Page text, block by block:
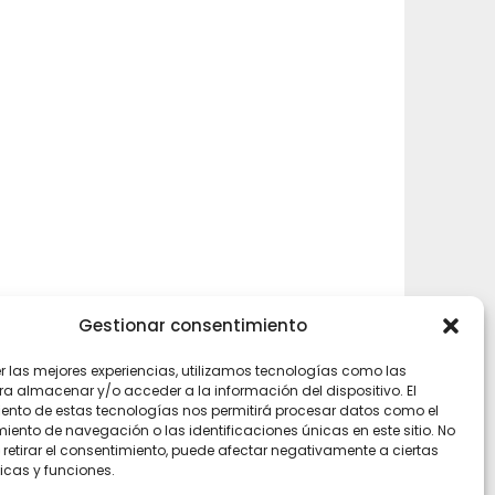
Gestionar consentimiento
las mejores experiencias, utilizamos tecnologías como las
almacenar y/o acceder a la información del dispositivo. El
de estas tecnologías nos permitirá procesar datos como el
de navegación o las identificaciones únicas en este sitio. No
el consentimiento, puede afectar negativamente a ciertas
y funciones.